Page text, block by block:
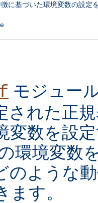
に基づいた環境変数の設定
モジュー
された正
変数を設
環境変数
のような
す。